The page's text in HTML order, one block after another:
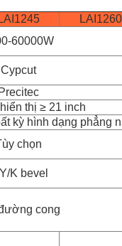
LAI1245
LAI1260
60000W
Cypcut
Precitec
thị ≥ 21 inch
kỳ hình dạng phẳng
chọn
K bevel
cong